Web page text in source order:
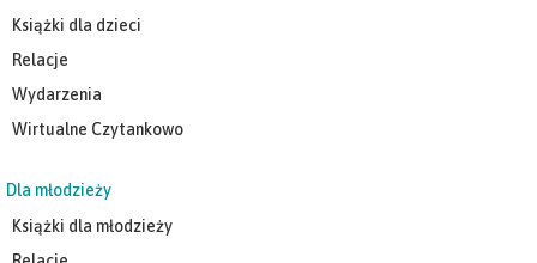
Książki dla dzieci
Relacje
Wydarzenia
Wirtualne Czytankowo
Dla młodzieży
Książki dla młodzieży